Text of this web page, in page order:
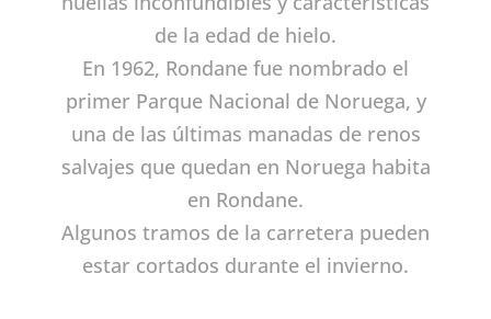
de la edad de hielo.
En 1962, Rondane fue nombrado el
primer Parque Nacional de Noruega, y
una de las últimas manadas de renos
salvajes que quedan en Noruega habita
en Rondane.
Algunos tramos de la carretera pueden
estar cortados durante el invierno.